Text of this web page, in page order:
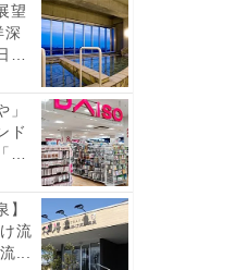
望
深
」
ド
使
】
流
...